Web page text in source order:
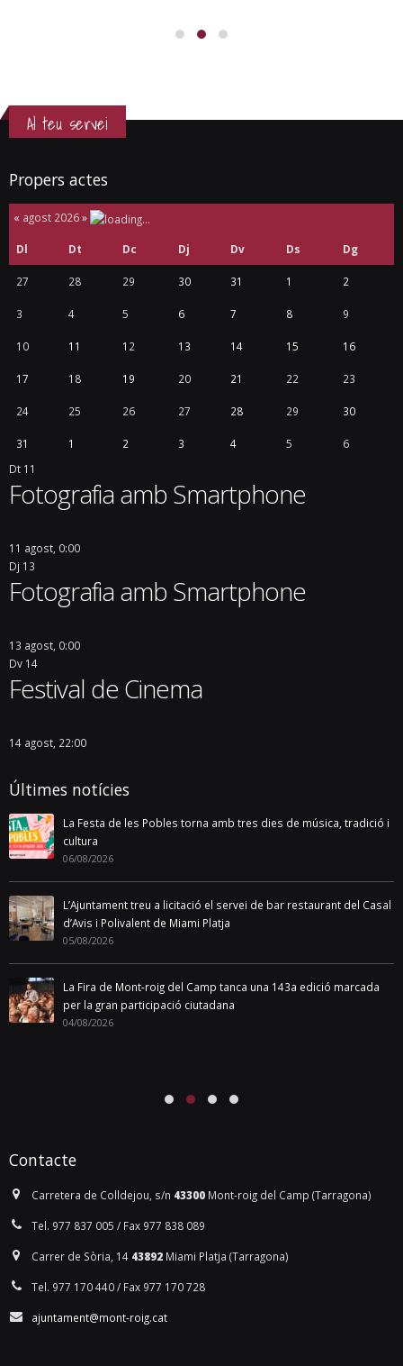
Al teu servei
Propers actes
« agost 2026»
Dl Dt Dc Dj Dv Ds Dg
27 28 29 30 31 1 2
3 4 5 6 7 8 9
10 11 12 13 14 15 16
17 18 19 20 21 22 23
24 25 26 27 28 29 30
31 1 2 3 4 5
6
Dt 11
Fotografia amb Smartphone
11 agost, 0:00
Dj 13
Fotografia amb Smartphone
13 agost, 0:00
Dv 14
Festival de Cinema
14 agost, 22:00
Últimes notícies
La Festa de les Pobles torna amb tres dies de música, tradició i
cultura
06/08/2026
L’Ajuntament treu a licitació el servei de bar restaurant del Casal
d’Avis i Polivalent de Miami Platja
05/08/2026
La Fira de Mont-roig del Camp tanca una 143a edició marcada
per la gran participació ciutadana
04/08/2026
Contacte
Carretera de Colldejou, s/n 43300 Mont-roig del Camp (Tarragona)
Tel. 977 837 005 / Fax 977 838 089
Carrer de Sòria, 14 43892 Miami Platja (Tarragona)
Tel. 977 170 440 / Fax 977 170 728
ajuntament@mont-roig.cat